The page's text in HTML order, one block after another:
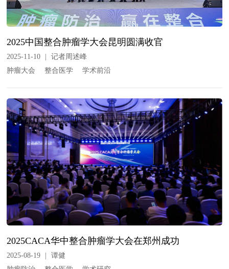
2025中国整合肿瘤学大会昆明圆满收官
2025-11-10
记者周述峰
肿瘤大会
整合医学 学术前沿
2025CACA华中整合肿瘤学大会在郑州成功
2025-08-19 |
谭健